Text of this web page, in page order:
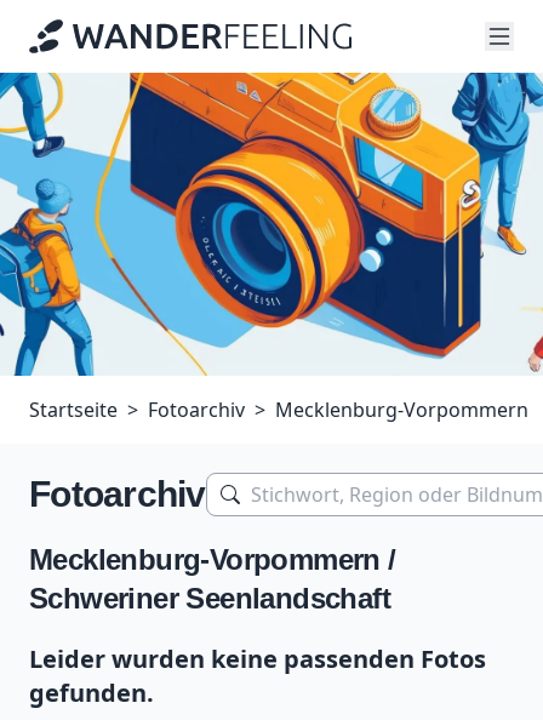
Startseite Fotoarchiv Mecklenburg-Vorpommern
Fotoarchiv
Mecklenburg-Vorpommern /
Schweriner Seenlandschaft
Leider wurden keine passenden Fotos
gefunden.